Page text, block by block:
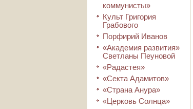
коммунисты»
Культ Григория
Грабового
Порфирий Иванов
«Академия развития»
Светланы Пеуновой
«Радастея»
«Секта Адамитов»
«Страна Анура»
«Церковь Солнца»